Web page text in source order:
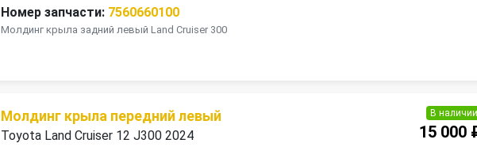
Номер запчасти: 7560660100
Молдинг крыла задний левый Land Cruiser 300
Молдинг крыла передний левый
Toyota Land Cruiser 12 J300 2024
В наличии
15 000